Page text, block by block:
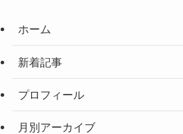
ホーム
新着記事
プロフィール
月別アーカイブ